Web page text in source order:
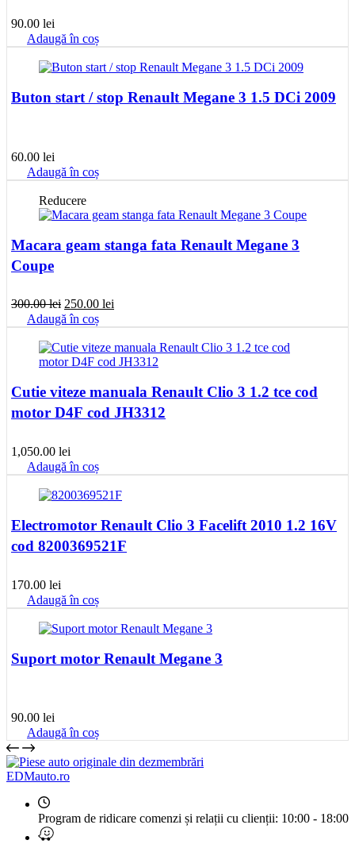
90.00 lei
Adaugă în coș
Buton start / stop Renault Megane 3 1.5 DCi 2009
60.00 lei
Adaugă în coș
Reducere
Macara geam stanga fata Renault Megane 3
Coupe
300.00lei Prețul
inițial
a
fost:
300.00 lei.
250.00 lei
este:
250.00 lei.
Adaugă în coș
Cutie viteze manuala Renault Clio 3 1.2 tce cod
motor D4F cod JH3312
1,050.00 lei
Adaugă în coș
Electromotor Renault Clio 3 Facelift 2010 1.2 16V
cod 8200369521F
170.00 lei
Adaugă în coș
Suport motor Renault Megane 3
90.00 lei
Adaugă în coș
EDMauto.ro
Program de ridicare comenzi și relații cu clienții: 10:00 - 18:00